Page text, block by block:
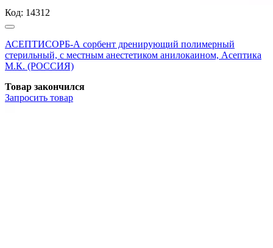
Код: 14312
АСЕПТИСОРБ-А сорбент дренирующий полимерный
стерильный, с местным анестетиком анилокаином, Асептика
М.К. (РОССИЯ)
Товар закончился
Запросить товар